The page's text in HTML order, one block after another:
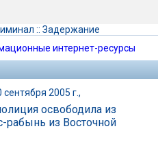
:: Задержание
интернет-ресурсы
сентября 2005 г.,
освободила из
рабынь из Восточной